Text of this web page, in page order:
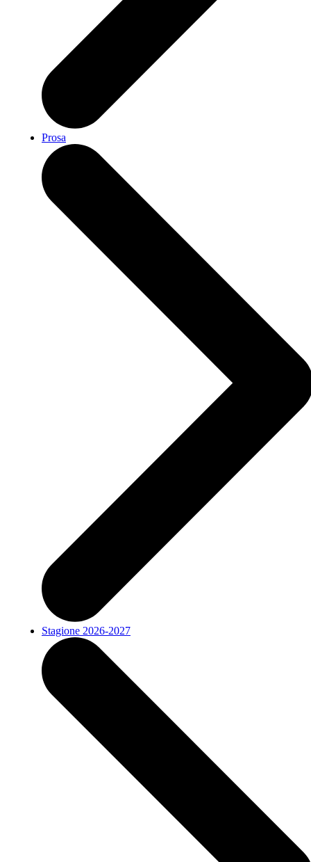
Prosa
Stagione 2026-2027